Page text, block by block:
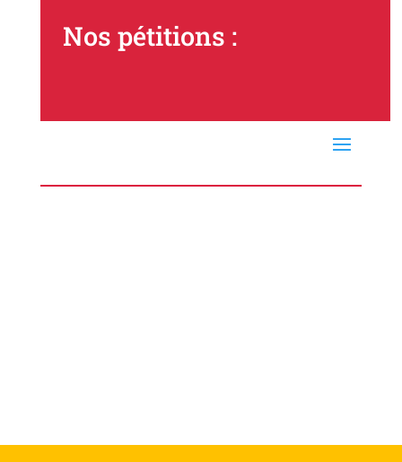
Nos pétitions :